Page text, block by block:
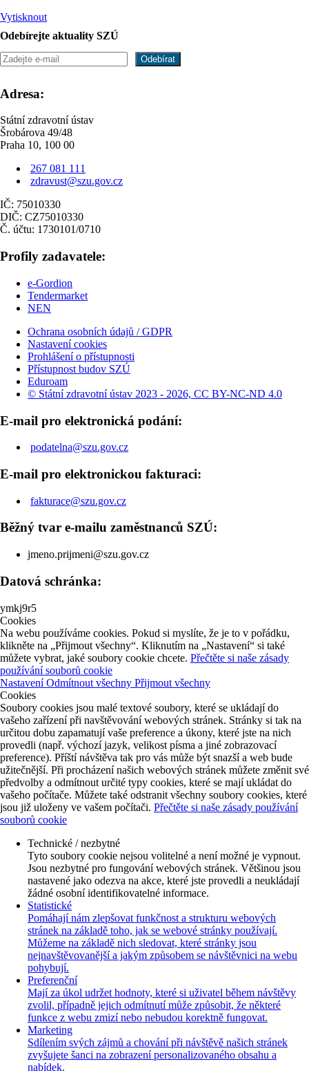
Vytisknout
Odebírejte aktuality SZÚ
Adresa:
Státní zdravotní ústav
Šrobárova 49/48
Praha 10, 100 00
267 081 111
zdravust@szu.gov.cz
IČ: 75010330
DIČ: CZ75010330
Č. účtu: 1730101/0710
Profily zadavatele:
e-Gordion
Tendermarket
NEN
Ochrana osobních údajů / GDPR
Nastavení cookies
Prohlášení o přístupnosti
Přístupnost budov SZÚ
Eduroam
© Státní zdravotní ústav 2023 - 2026, CC BY-NC-ND 4.0
E-mail pro elektronická podání:
podatelna@szu.gov.cz
E-mail pro elektronickou fakturaci:
fakturace@szu.gov.cz
Běžný tvar e-mailu zaměstnanců SZÚ:
jmeno.prijmeni@szu.gov.cz
Datová schránka:
ymkj9r5
Cookies
Na webu používáme cookies. Pokud si myslíte, že je to v pořádku,
klikněte na „Přijmout všechny“. Kliknutím na „Nastavení“ si také
můžete vybrat, jaké soubory cookie chcete. Přečtěte si naše zásady
používání souborů cookie
NastaveníOdmítnout všechny Přijmout všechny
Cookies
Soubory cookies jsou malé textové soubory, které se ukládají do
vašeho zařízení při navštěvování webových stránek. Stránky si tak na
určitou dobu zapamatují vaše preference a úkony, které jste na nich
provedli (např. výchozí jazyk, velikost písma a jiné zobrazovací
preference). Příští návštěva tak pro vás může být snazší a web bude
užitečnější. Při procházení našich webových stránek můžete změnit své
předvolby a odmítnout určité typy cookies, které se mají ukládat do
vašeho počítače. Můžete také odstranit všechny soubory cookies, které
jsou již uloženy ve vašem počítači. Přečtěte si naše zásady používání
souborů cookie
Technické / nezbytné
Tyto soubory cookie nejsou volitelné a není možné je vypnout.
Jsou nezbytné pro fungování webových stránek. Většinou jsou
nastavené jako odezva na akce, které jste provedli a neukládají
žádné osobní identifikovatelné informace.
Statistické
Pomáhají nám zlepšovat funkčnost a strukturu webových
stránek na základě toho, jak se webové stránky používají.
Můžeme na základě nich sledovat, které stránky jsou
nejnavštěvovanější a jakým způsobem se návštěvnici na webu
pohybují.
Preferenční
Mají za úkol udržet hodnoty, které si uživatel během návštěvy
zvolil, případně jejich odmítnutí může způsobit, že některé
funkce z webu zmizí nebo nebudou korektně fungovat.
Marketing
Sdílením svých zájmů a chování při návštěvě našich stránek
zvyšujete šanci na zobrazení personalizovaného obsahu a
nabídek.